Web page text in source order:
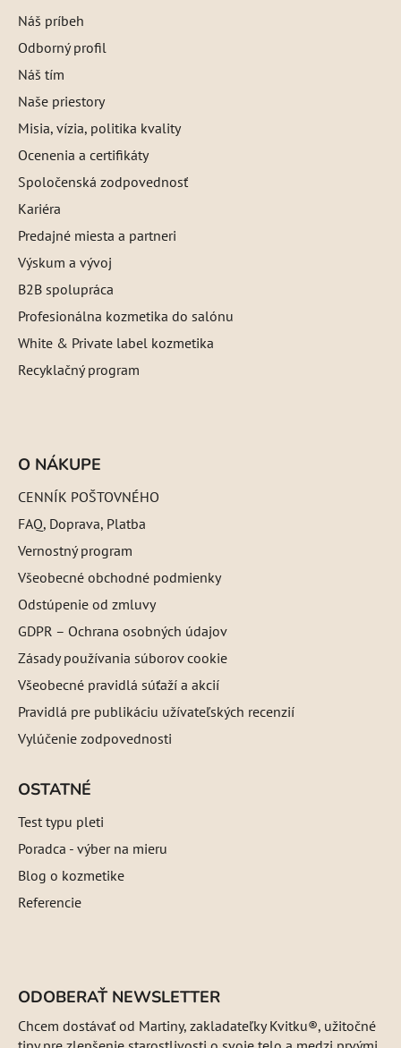
Náš príbeh
Odborný profil
Náš tím
Naše priestory
Misia, vízia, politika kvality
Ocenenia a certifikáty
Spoločenská zodpovednosť
Kariéra
Predajné miesta a partneri
Výskum a vývoj
B2B spolupráca
Profesionálna kozmetika do salónu
White & Private label kozmetika
Recyklačný program
O NÁKUPE
CENNÍK POŠTOVNÉHO
FAQ, Doprava, Platba
Vernostný program
Všeobecné obchodné podmienky
Odstúpenie od zmluvy
GDPR – Ochrana osobných údajov
Zásady používania súborov cookie
Všeobecné pravidlá súťaží a akcií
Pravidlá pre publikáciu užívateľských recenzií
Vylúčenie zodpovednosti
OSTATNÉ
Test typu pleti
Poradca - výber na mieru
Blog o kozmetike
Referencie
ODOBERAŤ NEWSLETTER
Chcem dostávať od Martiny, zakladateľky Kvitku®, užitočné